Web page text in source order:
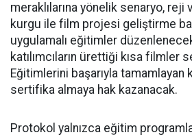
meraklılarına yönelik senaryo,
kurgu ile film projesi geliştirme
uygulamalı eğitimler
katılımcıların ürettiği kısa filmler
Eğitimlerini başarıyla tamamlayan
sertifika almaya hak kazanacak.
Protokol yalnızca eğitim